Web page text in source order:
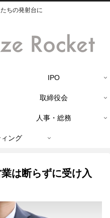
ちの発射台に
IPO
取締役会
人事・総務
ング
は断らずに受け入